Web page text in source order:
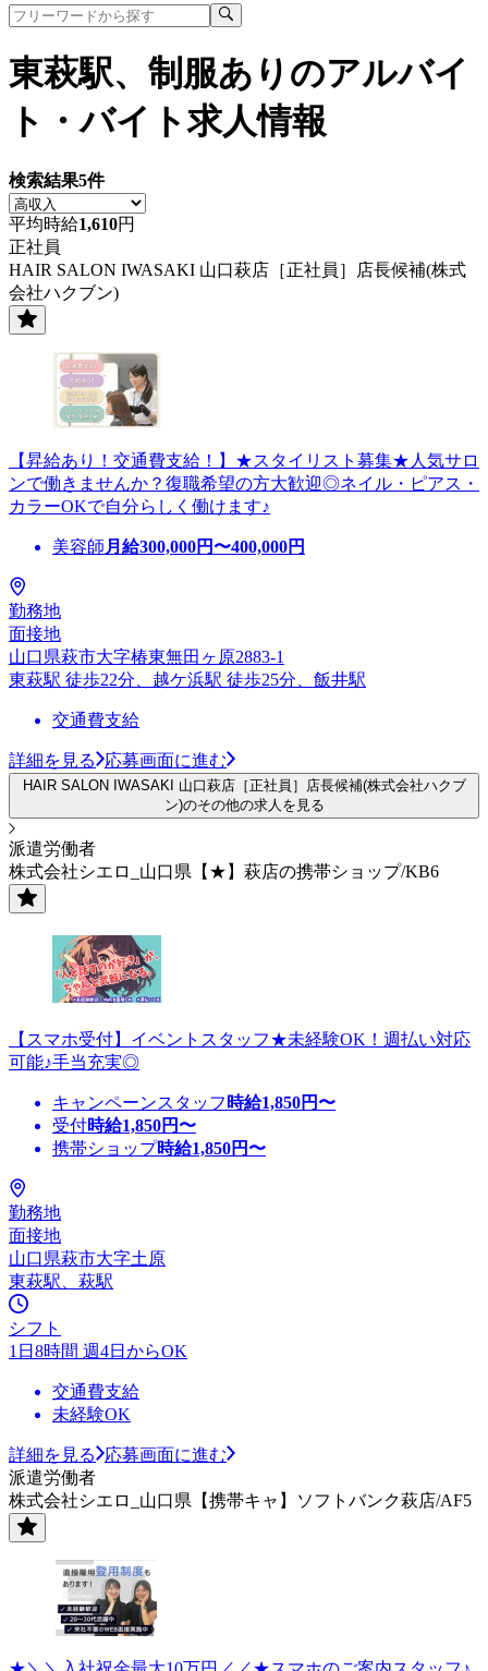
東萩駅、制服あり のアルバイ
ト・バイト求人情報
検索結果5件
平均時給1,610円
正社員
HAIR SALON IWASAKI 山口萩店［正社員］店長候補(株式
会社ハクブン)
【昇給あり！交通費支給！】★スタイリスト募集★人気サロ
ンで働きませんか？復職希望の方大歓迎◎ネイル・ピアス・
カラーOKで自分らしく働けます♪
美容師 月給300,000円〜400,000円
勤務地
面接地
山口県萩市大字椿東無田ヶ原2883-1
東萩駅 徒歩22分、越ケ浜駅 徒歩25分、飯井駅
交通費支給
詳細を見る 応募画面に進む
HAIR SALON IWASAKI 山口萩店［正社員］店長候補(株式会社ハクブ
ン)のその他の求人を見る
派遣労働者
株式会社シエロ_山口県【★】萩店の携帯ショップ/KB6
【スマホ受付】イベントスタッフ★未経験OK！週払い対応
可能♪手当充実◎
キャンペーンスタッフ 時給1,850円〜
受付時給1,850円〜
携帯ショップ時給1,850円〜
勤務地
面接地
山口県萩市大字土原
東萩駅、萩駅
シフト
1日8時間 週4日からOK
交通費支給
未経験OK
詳細を見る
応募画面に進む
派遣労働者
株式会社シエロ_山口県【携帯キャ】ソフトバンク萩店/AF5